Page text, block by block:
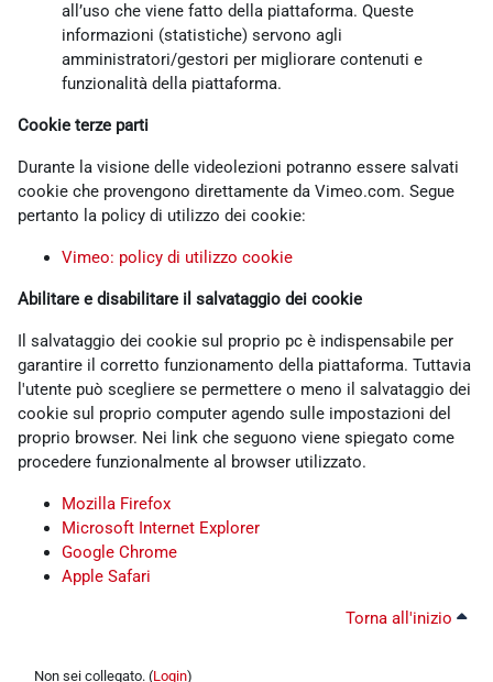
all’uso che viene fatto della piattaforma. Queste
informazioni (statistiche) servono agli
amministratori/gestori per migliorare contenuti e
funzionalità della piattaforma.
Cookie terze parti
Durante la visione delle videolezioni potranno essere salvati
cookie che provengono direttamente da Vimeo.com. Segue
pertanto la policy di utilizzo dei cookie:
Vimeo: policy di utilizzo cookie
Abilitare e disabilitare il salvataggio dei cookie
Il salvataggio dei cookie sul proprio pc è indispensabile per
garantire il corretto funzionamento della piattaforma. Tuttavia
l'utente può scegliere se permettere o meno il salvataggio dei
cookie sul proprio computer agendo sulle impostazioni del
proprio browser. Nei link che seguono viene spiegato come
procedere funzionalmente al browser utilizzato.
Mozilla Firefox
Microsoft Internet Explorer
Google Chrome
Apple Safari
Torna all'inizio
Non sei collegato. (Login)